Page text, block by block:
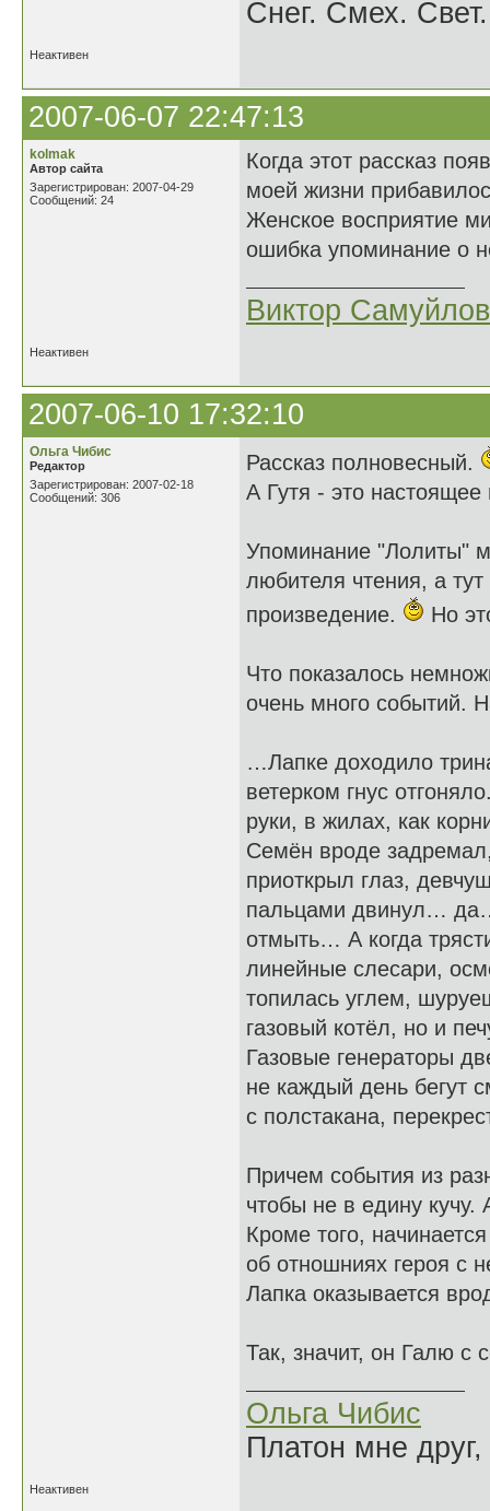
Снег. Смех. Свет.
Неактивен
2007-06-07 22:47:13
kolmak
Автор сайта
Зарегистрирован: 2007-04-29
Сообщений: 24
Когда этот рассказ
моей жизни
Женское восприятие
ошибка упоминание о
Виктор Самуйлов
Неактивен
2007-06-10 17:32:10
Ольга Чибис
Редактор
Зарегистрирован: 2007-02-18
Сообщений: 306
Рассказ полновесный.
А Гутя - это настоящее
Упоминание "Лолиты"
любителя чтения, а
произведение.
Но
Что показалось
очень много
…Лапке доходило
ветерком гнус
руки, в жилах, как
Семён вроде задремал,
приоткрыл глаз,
пальцами двинул…
отмыть… А когда
линейные слесари,
топилась углем,
газовый котёл, но и
Газовые генераторы
не каждый день бегут
с полстакана,
Причем события из
чтобы не в едину кучу.
Кроме того,
об отношниях героя с
Лапка оказывается
Так, значит, он Галю с
Ольга Чибис
Платон мне
Неактивен